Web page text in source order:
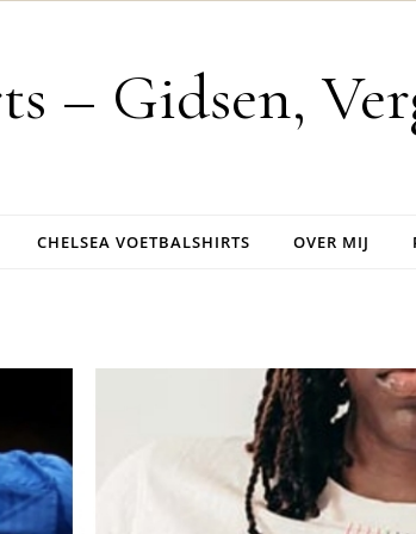
– Gidsen,
CHELSEA VOETBALSHIRTS OVER MIJ